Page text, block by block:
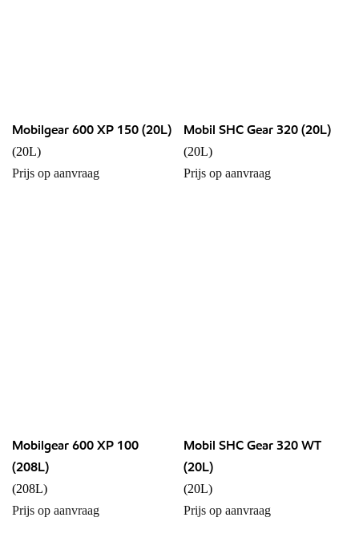
Mobilgear 600 XP 150 (20L)
(20L)
Prijs op aanvraag
Mobil SHC Gear 320 (20L)
(20L)
Prijs op aanvraag
Mobilgear 600 XP 100
(208L)
(208L)
Prijs op aanvraag
Mobil SHC Gear 320 WT
(20L)
(20L)
Prijs op aanvraag